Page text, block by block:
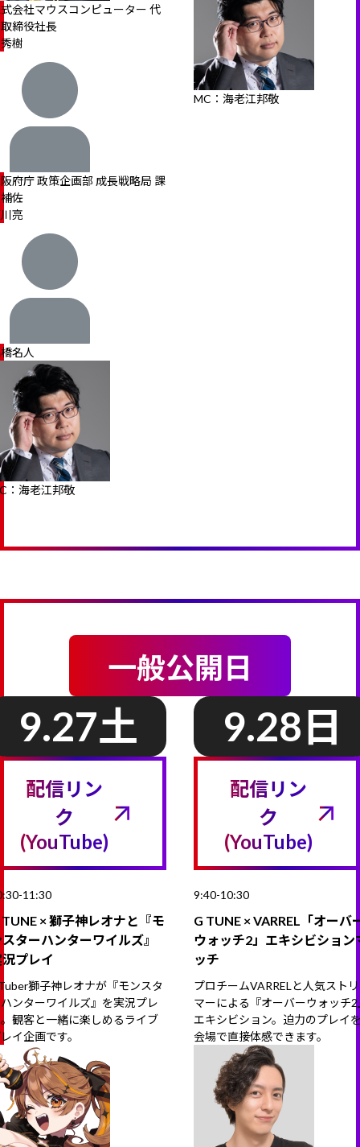
会社マウスコンピューター 代
締役社長
樹
府庁 政策企画部 成長戦略局 課
佐
亮
名人
：海老江邦敬
MC：海老江邦敬
一般公開日
9.27土
配信リン
ク
(YouTube)
11:30
TUNE × 獅子神レオナと『モ
ターハンターワイルズ』
プレイ
獅子神レオナが『モンスタ
ンターワイルズ』を実況プレ
観客と一緒に楽しめるライブ
イ企画です。
9.28日
配信リン
ク
(YouTube)
9:40-10:30
G TUNE × VARREL「オーバ
ウォッチ2」エキシビション
ッチ
プロチームVARRELと人気スト
マーによる『オーバーウォッチ2
エキシビション。迫力のプレイ
会場で直接体感できます。